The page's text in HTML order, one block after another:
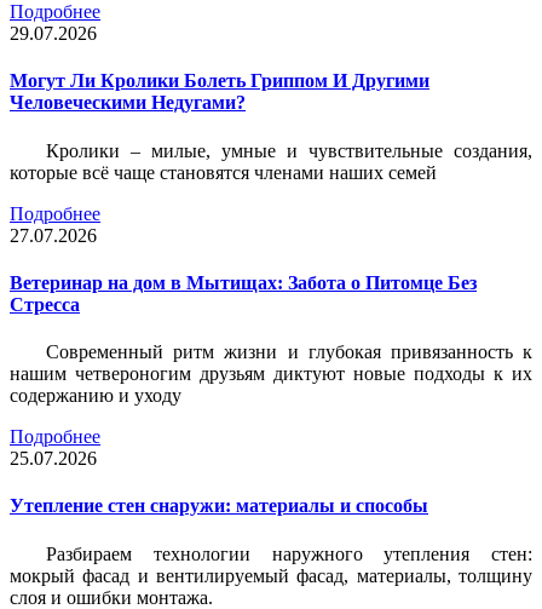
Подробнее
29.07.2026
Могут Ли Кролики Болеть Гриппом И Другими
Человеческими Недугами?
Кролики – милые, умные и чувствительные создания,
которые всё чаще становятся членами наших семей
Подробнее
27.07.2026
Ветеринар на дом в Мытищах: Забота о Питомце Без
Стресса
Современный ритм жизни и глубокая привязанность к
нашим четвероногим друзьям диктуют новые подходы к их
содержанию и уходу
Подробнее
25.07.2026
Утепление стен снаружи: материалы и способы
Разбираем технологии наружного утепления стен:
мокрый фасад и вентилируемый фасад, материалы, толщину
слоя и ошибки монтажа.